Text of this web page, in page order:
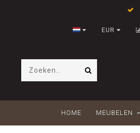
EUR
HOME MEUBELEN